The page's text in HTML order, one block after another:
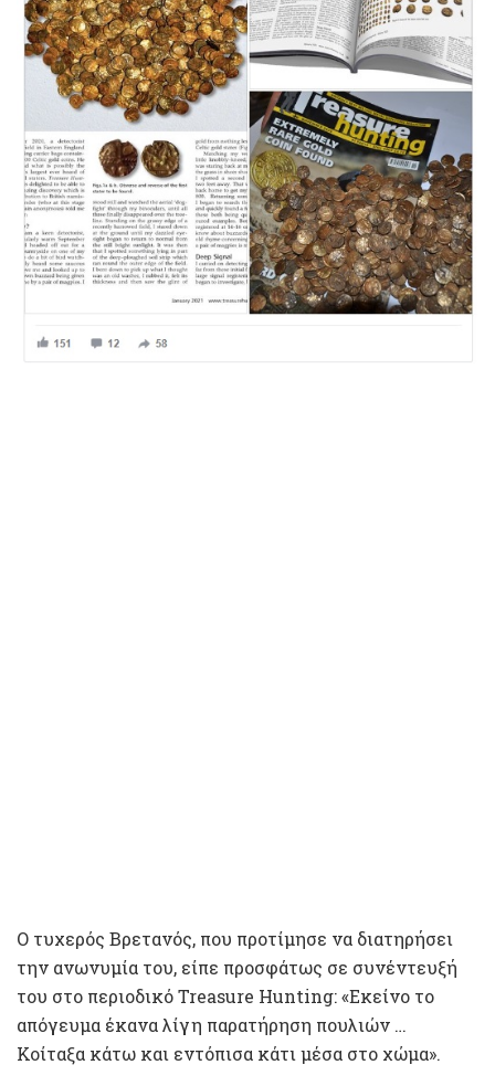
Ο τυχερός Βρετανός, που προτίμησε να διατηρήσει
την ανωνυμία του, είπε προσφάτως σε συνέντευξή
του στο περιοδικό Treasure Hunting: «Εκείνο το
απόγευμα έκανα λίγη παρατήρηση πουλιών …
Κοίταξα κάτω και εντόπισα κάτι μέσα στο χώμα».